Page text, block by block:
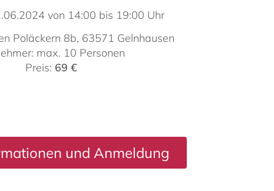
von 14:00 bis 19:00 Uhr
Poläckern 8b, 63571 Gelnhausen
max. 10 Personen
Preis: 69 €
und Anmeldung